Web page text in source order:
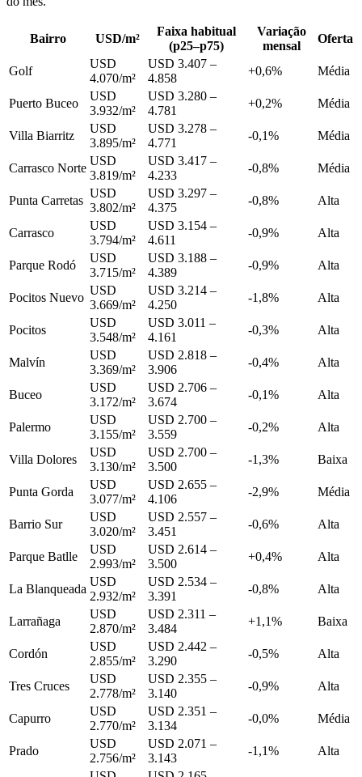
Bairro USD/m²
Faixa habitual
(p25–p75)
Variação
mensal
Oferta
Golf
USD
4.070/m²
USD 3.407 –
4.858
+0,6% Média
Puerto Buceo
USD
3.932/m²
USD 3.280 –
4.781
+0,2% Média
Villa Biarritz
USD
3.895/m²
USD 3.278 –
4.771
-0,1% Média
Carrasco Norte
USD
3.819/m²
USD 3.417 –
4.233
-0,8% Média
Punta Carretas
USD
3.802/m²
USD 3.297 –
4.375
-0,8% Alta
Carrasco
USD
3.794/m²
USD 3.154 –
4.611
-0,9% Alta
Parque Rodó
USD
3.715/m²
USD 3.188 –
4.389
-0,9% Alta
Pocitos Nuevo
USD
3.669/m²
USD 3.214 –
4.250
-1,8% Alta
Pocitos
USD
3.548/m²
USD 3.011 –
4.161
-0,3% Alta
Malvín
USD
3.369/m²
USD 2.818 –
3.906
-0,4% Alta
Buceo
USD
3.172/m²
USD 2.706 –
3.674
-0,1% Alta
Palermo
USD
3.155/m²
USD 2.700 –
3.559
-0,2% Alta
Villa Dolores
USD
3.130/m²
USD 2.700 –
3.500
-1,3% Baixa
Punta Gorda
USD
3.077/m²
USD 2.655 –
4.106
-2,9% Média
Barrio Sur
USD
3.020/m²
USD 2.557 –
3.451
-0,6% Alta
Parque Batlle
USD
2.993/m²
USD 2.614 –
3.500
+0,4% Alta
La Blanqueada
USD
2.932/m²
USD 2.534 –
3.391
-0,8% Alta
Larrañaga
USD
2.870/m²
USD 2.311 –
3.484
+1,1% Baixa
Cordón
USD
2.855/m²
USD 2.442 –
3.290
-0,5% Alta
Tres Cruces
USD
2.778/m²
USD 2.355 –
3.140
-0,9% Alta
Capurro
USD
2.770/m²
USD 2.351 –
3.134
-0,0% Média
Prado
USD
2.756/m²
USD 2.071 –
3.143
-1,1% Alta